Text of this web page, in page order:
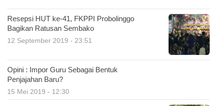
Resepsi HUT ke-41, FKPPI Probolinggo
Bagikan Ratusan Sembako
12 September 2019 - 23:51
Opini : Impor Guru Sebagai Bentuk
Penjajahan Baru?
15 Mei 2019 - 12:30